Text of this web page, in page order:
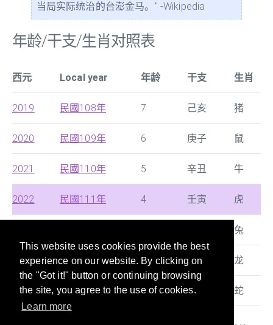
This website uses cookies provide the best
experience on our website. By clicking on
the "Got it!" button or continuing browsing
the site, you agree to the use of cookies.
Learn more
当局实际统治的台澎金马。" -Wikipedia
年龄/干支/生肖对照表
西元 Local year 年龄 干支 生肖
2019 民國108年 7 己亥 猪
2020 民國109年 6 庚子 鼠
2021 民國110年 5 辛丑 牛
2022 民國111年 4 壬寅 虎
兔
2024 民國113年 2 甲辰 龙
2025 民國114年 1 乙巳 蛇